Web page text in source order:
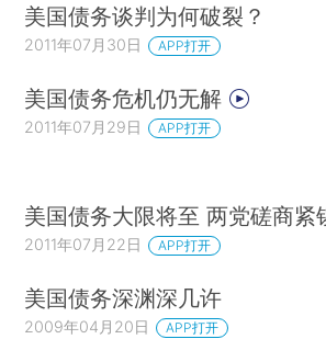
美国债务谈判为何破裂？
2011年07月30日 APP打开
美国债务危机仍无解
2011年07月29日 APP打开
美国债务大限将至 两党磋商紧
2011年07月22日 APP打开
美国债务深渊深几许
2009年04月20日 APP打开